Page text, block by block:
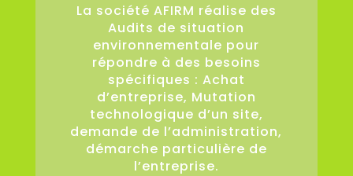
La société AFIRM réalise des
Audits de situation
environnementale pour
répondre à des besoins
spécifiques : Achat
d’entreprise, Mutation
technologique d’un site,
demande de l’administration,
démarche particulière de
l’entreprise.